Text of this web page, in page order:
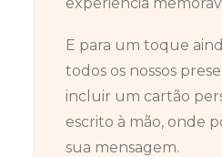
E para um toque
todos os nossos
incluir um cartão
escrito à mão, onde
sua mensagem.